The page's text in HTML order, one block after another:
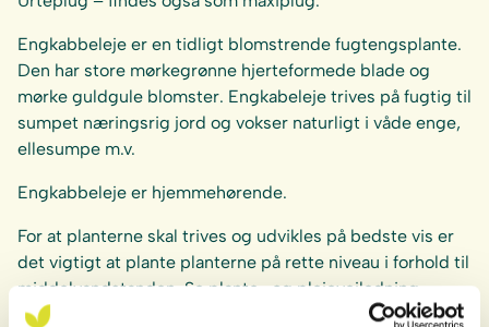
Engkabbeleje er en tidligt blomstrende fugtengsplante.
Den har store mørkegrønne hjerteformede blade og
mørke guldgule blomster. Engkabeleje trives på fugtig til
sumpet næringsrig jord og vokser naturligt i våde enge,
ellesumpe m.v.
Engkabbeleje er hjemmehørende.
For at planterne skal trives og udvikles på bedste vis er
det vigtigt at plante planterne på rette niveau i forhold til
middelvandstanden. Seplante- og plejevejledning.